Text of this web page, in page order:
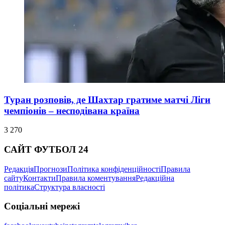
Туран розповів, де Шахтар гратиме матчі Ліги
чемпіонів – несподівана країна
3 270
САЙТ ФУТБОЛ 24
РедакціяПрогнозиПолітика конфіденційностіПравила
сайтуКонтактиПравила коментуванняРедакційна
політикаСтруктура власності
Соціальні мережі